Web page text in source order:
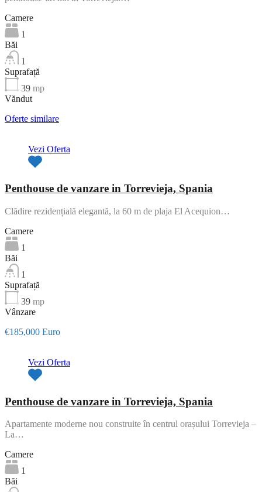
Camere
1
Băi
1
Suprafață
39 mp
Văndut
Oferte similare
Vezi Oferta
Penthouse de vanzare in Torrevieja, Spania
Clădire rezidențială elegantă, la 60 m de plaja El Acequion…
Camere
1
Băi
1
Suprafață
39 mp
Vânzare
€185,000 Euro
Vezi Oferta
Penthouse de vanzare in Torrevieja, Spania
Apartamente moderne nou construite în centrul orașului Torrevieja –
La…
Camere
1
Băi